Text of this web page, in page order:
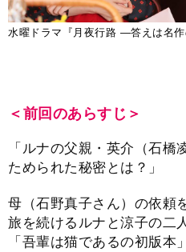
水曜ドラマ『月夜行路 ―答えは名作
＜前回のあらすじ＞
「ルナの父親・英介（石橋
ためられた秘密とは？」
母（石野真子さん）の依頼
旅を続けるルナと涼子の二
「吾輩は猫であるの初版